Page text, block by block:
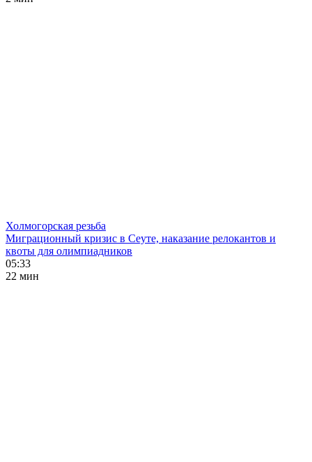
Холмогорская резьба
Миграционный кризис в Сеуте, наказание релокантов и
квоты для олимпиадников
05:33
22 мин